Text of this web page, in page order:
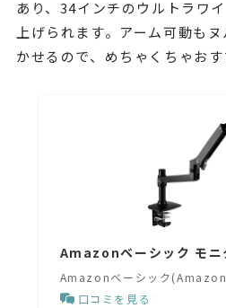
あり、34インチのウルトラワ
上げられます。アーム可動も
かせるので、めちゃくちゃおす
Amazonベーシック モニ
Amazonベーシック
口コミを見る